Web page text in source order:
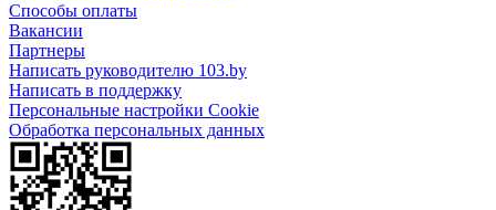
Способы оплаты
Вакансии
Партнеры
Написать руководителю 103.by
Написать в поддержку
Персональные настройки Cookie
Обработка персональных данных